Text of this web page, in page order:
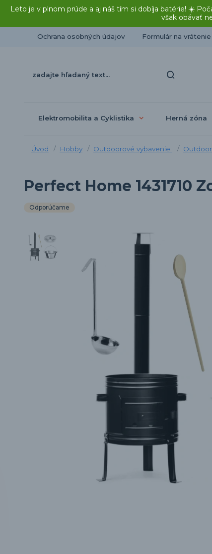
Leto je v plnom prúde a aj náš tím si dobíja batérie! ☀️
však obávať
Ochrana osobných údajov Formulár na
Elektromobilita a Cyklistika Herná zóna
Úvod Hobby Outdoorové vybavenie
Perfect Home 1431710
Odporúčame